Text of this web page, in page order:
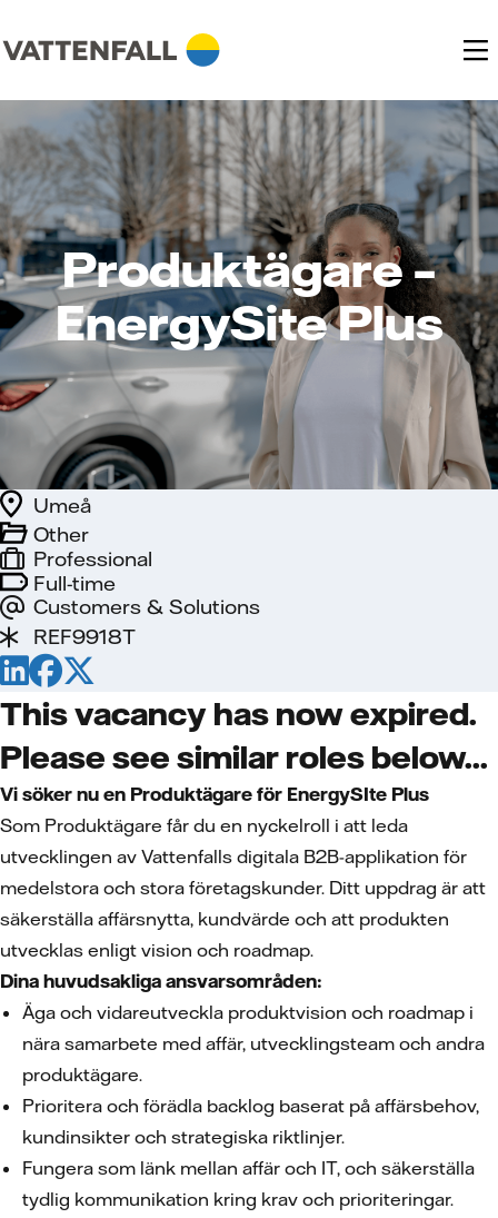
Produktägare –
EnergySite Plus
Full-time
Customers & Solutions
Umeå
Professional
Other
REF9918T
This vacancy has now expired.
Please see similar roles below...
Vi söker nu en Produktägare för EnergySIte Plus
Som Produktägare får du en nyckelroll i att leda
utvecklingen av Vattenfalls digitala B2B-applikation för
medelstora och stora företagskunder. Ditt uppdrag är att
säkerställa affärsnytta, kundvärde och att produkten
utvecklas enligt vision och roadmap.
Dina huvudsakliga ansvarsområden:
Äga och vidareutveckla produktvision och roadmap i
nära samarbete med affär, utvecklingsteam och andra
produktägare.
Prioritera och förädla backlog baserat på affärsbehov,
kundinsikter och strategiska riktlinjer.
Fungera som länk mellan affär och IT, och säkerställa
tydlig kommunikation kring krav och prioriteringar.